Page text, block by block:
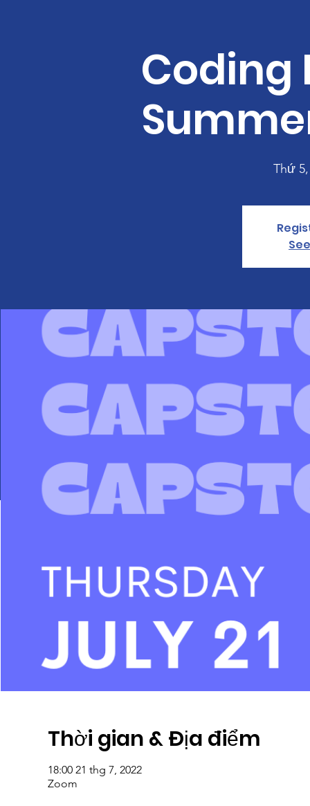
Coding
Thứ
Thời gian & Địa điểm
18:00 21 thg 7, 2022
Zoom